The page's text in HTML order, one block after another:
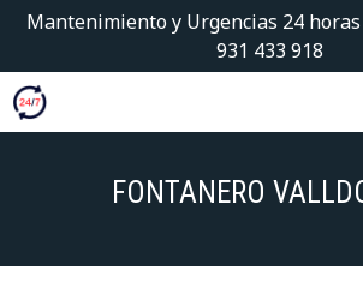
Saltar
contenido
Mantenimiento y Urgencias 24 horas
931 433 918
FONTANERO